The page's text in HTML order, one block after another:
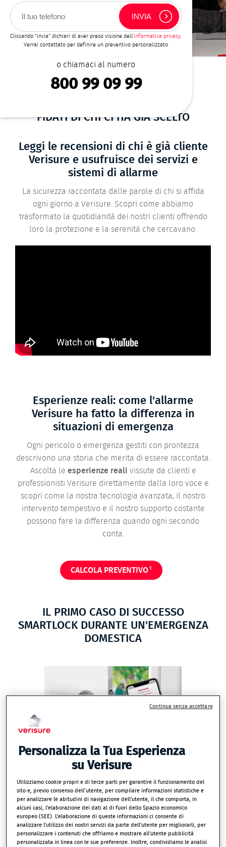
Cliccando "invia" dichiari di aver preso visione dell’informativa privacy.
Verrai contattato per definire un preventivo personalizzato
o chiamaci al numero
800 99 09 99
PANE
FIDATI DI CHI CI HA GIÀ SCELTO
Leggi le recensioni di chi è già cliente
Verisure e usufruisce dei servizi e
sistemi di allarme
La sicurezza raccontata dalle parole di chi si affida
ogni giorno a Verisure. Scopri come abbiamo
trasformato la quotidianità dei nostri clienti offrendo
loro la protezione e la serenità che cercavano.
Esperienze reali: come l'allarme
Verisure ha fatto la differenza in
situazioni di emergenza
Ogni pericolo o emergenza gestiti con prontezza
descrivono una storia che merita di essere raccontata.
Ascolta le esperienze reali vissute da clienti e
professionisti Verisure direttamente dalla loro voce e
scopri come la nostra tecnologia avanzata, il nostro
intervento tempestivo e il nostro supporto costante
possono fare la differenza quando ogni secondo
conta.
CALCOLA PREVENTIVO 1
IL PRIMO CASO DI SUCCESSO
SMARTLOCK DURANTE UN'EMERGENZA
DOMESTICA
Sono le 04:40 di un mattino di novembre
quando Giovanna, una signora di 69 anni si è
ritrovata in unasituazione molto critica
nella sua abitazione a Roma.
Dopo esserecaduta a terra , si è resa conto
Personalizza la Tua Esperienza
su Verisure
Utilizziamo cookie propri e di terze parti per garantire il funzionamento del
sito e, previo consenso dell’utente, per compilare informazioni statistiche e
per analizzare le abitudini di navigazione dell'utente, il che comporta, in
alcuni casi, l'elaborazione dei dati al di fuori dello Spazio economico
europeo (SEE). L'elaborazione di queste informazioni ci consente di
analizzare l'utilizzo dei nostri servizi da parte dell'utente per migliorarli, per
personalizzare i contenuti che offriamo e mostrare all'utente pubblicità
personalizzata in linea con le sue preferenze. Inoltre, condividiamo le analisi
Continua senza accettare